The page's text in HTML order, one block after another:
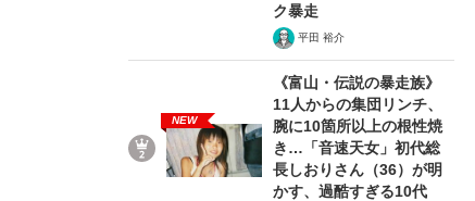
ク暴走
平田 裕介
NEW
《富山・伝説の暴走族》
11人からの集団リンチ、
腕に10箇所以上の根性焼
き…「音速天女」初代総
長しおりさん（36）が明
かす、過酷すぎる10代